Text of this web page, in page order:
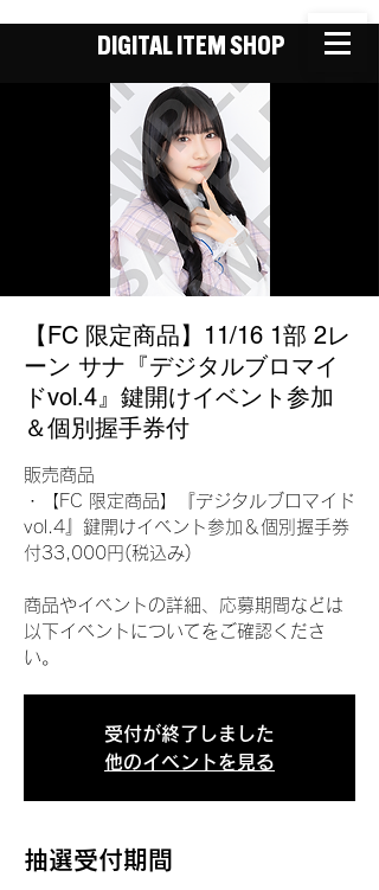
DIGITAL ITEM SHOP
【FC 限定商品】11/16 1部 2レ
ーン サナ『デジタルブロマイ
ドvol.4』鍵開けイベント参加
＆個別握手券付
販売商品
・【FC 限定商品】『デジタルブロマイド
vol.4』鍵開けイベント参加＆個別握手券
付33,000円(税込み)
商品やイベントの詳細、応募期間などは
以下イベントについてをご確認くださ
い。
受付が終了しました
他のイベントを見る
抽選受付期間